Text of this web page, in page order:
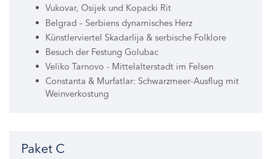
Vukovar, Osijek und Kopacki Rit
Belgrad – Serbiens dynamisches Herz
Künstlerviertel Skadarlija & serbische Folklore
Besuch der Festung Golubac
Veliko Tarnovo - Mittelalterstadt im Felsen
Constanta & Murfatlar: Schwarzmeer-Ausflug mit
Weinverkostung
Paket C